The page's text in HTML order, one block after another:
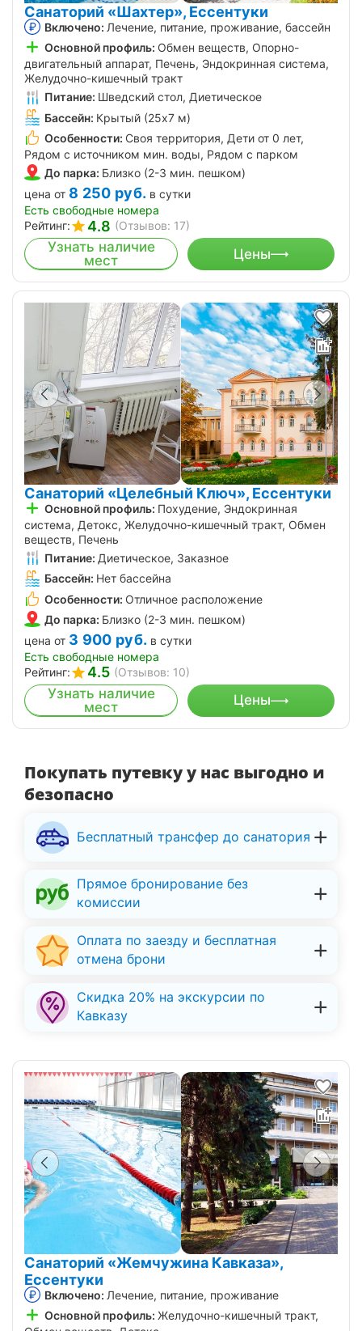
Санаторий «Шахтер», Ессентуки
Включено: Лечение, питание, проживание, бассейн
Основной профиль: Обмен веществ, Опорно-
двигательный аппарат, Печень, Эндокринная система,
Желудочно-кишечный тракт
Питание: Шведский стол, Диетическое
Бассейн: Крытый (25х7 м)
Особенности: Своя территория, Дети от 0 лет,
Рядом с источником мин. воды, Рядом с парком
До парка: Близко (2-3 мин. пешком)
цена от 8 250 руб. в сутки
Есть свободные номера
Рейтинг:
4.8 (Отзывов: 17)
Узнать наличие
мест
Цены
Санаторий «Целебный Ключ», Ессентуки
Основной профиль: Похудение, Эндокринная
система, Детокс, Желудочно-кишечный тракт, Обмен
веществ, Печень
Питание: Диетическое, Заказное
Бассейн: Нет бассейна
Особенности: Отличное расположение
До парка: Близко (2-3 мин. пешком)
цена от 3 900 руб. в сутки
Есть свободные номера
Рейтинг:
4.5 (Отзывов: 10)
Узнать наличие
мест
Цены
Покупать путевку у нас выгодно и
безопасно
Бесплатный трансфер до санатория
Прямое бронирование без
комиссии
Оплата по заезду и бесплатная
отмена брони
Скидка 20% на экскурсии по
Кавказу
Санаторий «Жемчужина Кавказа»,
Ессентуки
Включено: Лечение, питание, проживание
Основной профиль: Желудочно-кишечный тракт,